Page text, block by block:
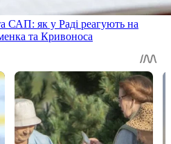
як у Раді реагують на
та Кривоноса